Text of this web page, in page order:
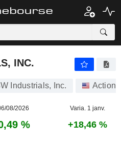
INC.
Industrials, Inc. Actions
08/2026 Varia. 1 janv.
% +18,46 %